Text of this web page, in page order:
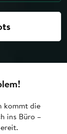
kommt die
ins Büro –